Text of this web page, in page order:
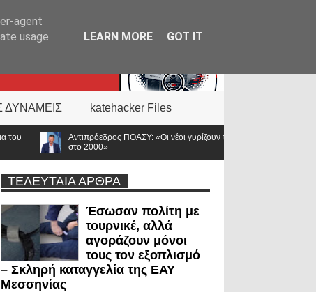
ΔΥΝΑΜΕΙΣ katehacker Files
«Οι νέοι γυρίζουν την πλάτη στην ΕΛ.ΑΣ. – Οι βάσεις κατρακύλησαν και οι
ΤΕΛΕΥΤΑΙΑ ΑΡΘΡΑ
Έσωσαν πολίτη με
τουρνικέ, αλλά
αγοράζουν μόνοι
τους τον εξοπλισμό
– Σκληρή καταγγελία της ΕΑΥ
Μεσσηνίας
agent
usage
LEARN MORE GOT IT